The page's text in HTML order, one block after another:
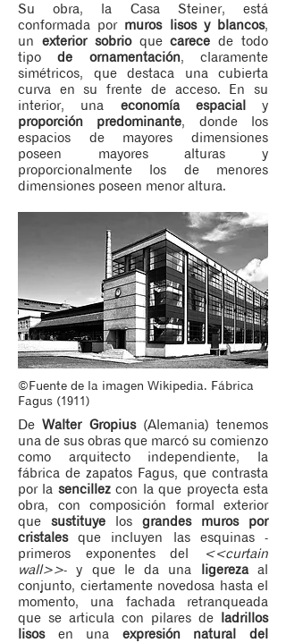
Su obra, la Casa Steiner, está
conformada por muros lisos y blancos,
un exterior sobrioquecarece de todo
tipode ornamentación, claramente
simétricos, que destaca una cubierta
curva en su frente de acceso. En su
interior, una economía espacialy
proporción predominante, donde los
espacios de mayores dimensiones
poseen mayores alturas y
proporcionalmente los de menores
dimensiones poseen menor altura.
©Fuente de la imagen Wikipedia. Fábrica
Fagus (1911)
DeWalter Gropius(Alemania) tenemos
una de sus obras que marcó su comienzo
como arquitecto independiente, la
fábrica de zapatos Fagus, que contrasta
por la sencillezcon la que proyecta esta
obra, con composición formal exterior
que sustituye los grandes muros por
cristalesque incluyen las esquinas -
primeros exponentes del
<<curtain
wall>>- y que le da una ligerezaal
conjunto, ciertamente novedosa hasta el
momento, una fachada retranqueada
que se articula con pilares de ladrillos
lisosen una expresión natural del